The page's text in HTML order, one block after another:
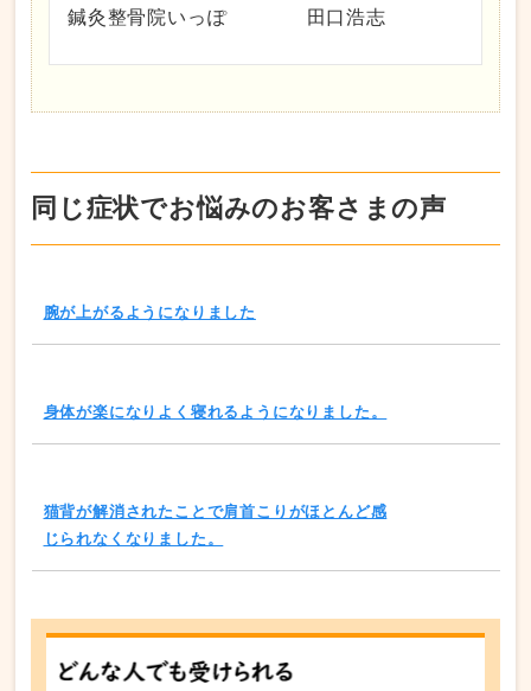
鍼灸整骨院いっぽ 田口浩志
同じ症状でお悩みのお客さまの声
腕が上がるようになりました
身体が楽になりよく寝れるようになりました。
猫背が解消されたことで肩首こりがほとんど感
じられなくなりました。